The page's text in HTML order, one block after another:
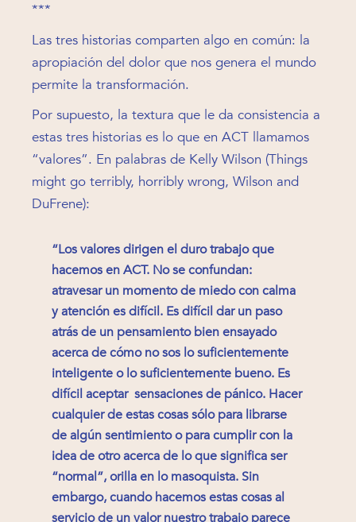
***
Las tres historias comparten algo en común: la
apropiación del dolor que nos genera el mundo
permite la transformación.
Por supuesto, la textura que le da consistencia a
estas tres historias es lo que en ACT llamamos
“valores”. En palabras de Kelly Wilson (Things
might go terribly, horribly wrong, Wilson and
DuFrene):
“Los valores dirigen el duro trabajo que
hacemos en ACT. No se confundan:
atravesar un momento de miedo con calma
y atención es difícil. Es difícil dar un paso
atrás de un pensamiento bien ensayado
acerca de cómo no sos lo suficientemente
inteligente o lo suficientemente bueno. Es
difícil aceptar sensaciones de pánico. Hacer
cualquier de estas cosas sólo para librarse
de algún sentimiento o para cumplir con la
idea de otro acerca de lo que significa ser
“normal”, orilla en lo masoquista. Sin
embargo, cuando hacemos estas cosas al
servicio de un valor nuestro trabajo parece